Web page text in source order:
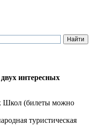
интересных
Школ (билеты можно
туристическая